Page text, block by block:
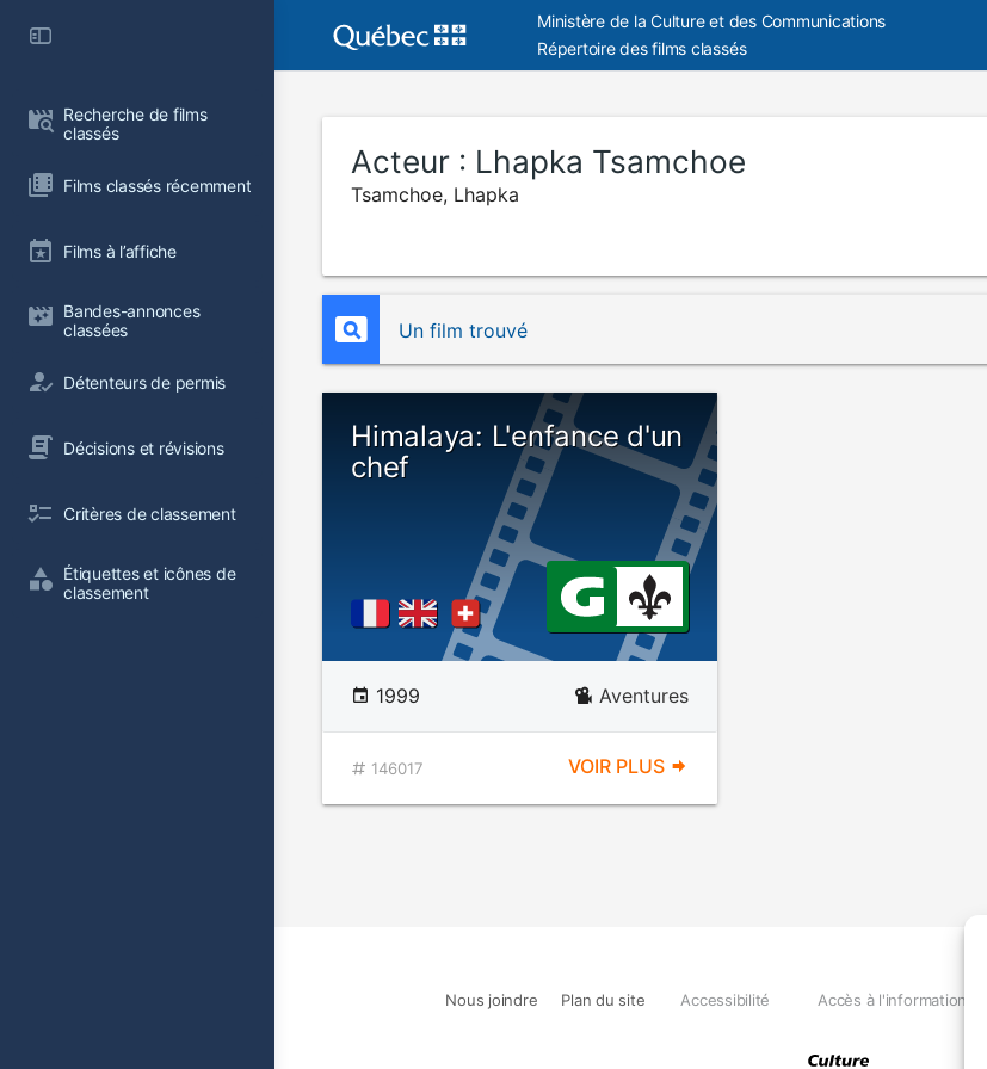
Recherche de films
classés
Films classés récemment
Films à l’affiche
Bandes-annonces
classées
Détenteurs de permis
Décisions et révisions
Critères de classement
Étiquettes et icônes de
classement
Ministère de la Culture et des Communications
Répertoire des films classés
Acteur : Lhapka Tsamchoe
Tsamchoe, Lhapka
Un film trouvé
Himalaya: L'enfance d'un
chef
1999 Aventures
146017 VOIR PLUS
Nous joindre Plan du site Accessibilité Accès à l'information